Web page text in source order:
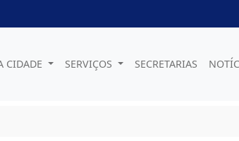
CIDADE SERVIÇOS SECRETARIAS